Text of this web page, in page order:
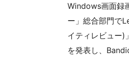
Windows画面録
ー」総合部門で
イティレビュー
を発表し、